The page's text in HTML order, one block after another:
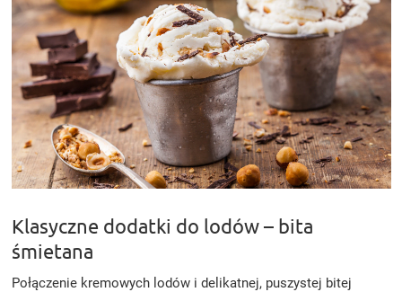
Klasyczne dodatki do lodów – bita
śmietana
Połączenie kremowych lodów i delikatnej, puszystej bitej